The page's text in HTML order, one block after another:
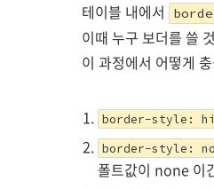
테이블 내에서
이때 누구 보더를 쓸
이 과정에서 어떻게
border-style:
border-style:
폴트값이 none 이